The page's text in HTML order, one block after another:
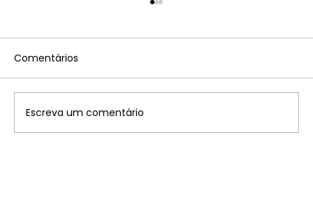
Comentários
Escreva um comentário